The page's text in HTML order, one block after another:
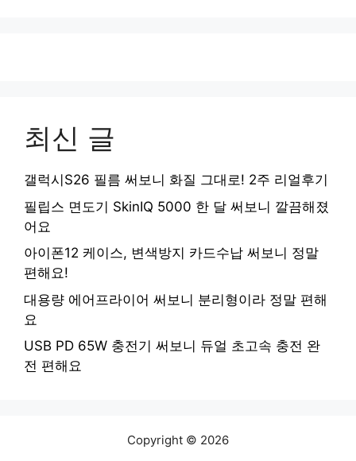
최신 글
갤럭시S26 필름 써보니 화질 그대로! 2주 리얼후기
필립스 면도기 SkinIQ 5000 한 달 써보니 깔끔해졌
어요
아이폰12 케이스, 변색방지 카드수납 써보니 정말
편해요!
대용량 에어프라이어 써보니 분리형이라 정말 편해
요
USB PD 65W 충전기 써보니 듀얼 초고속 충전 완
전 편해요
Copyright © 2026